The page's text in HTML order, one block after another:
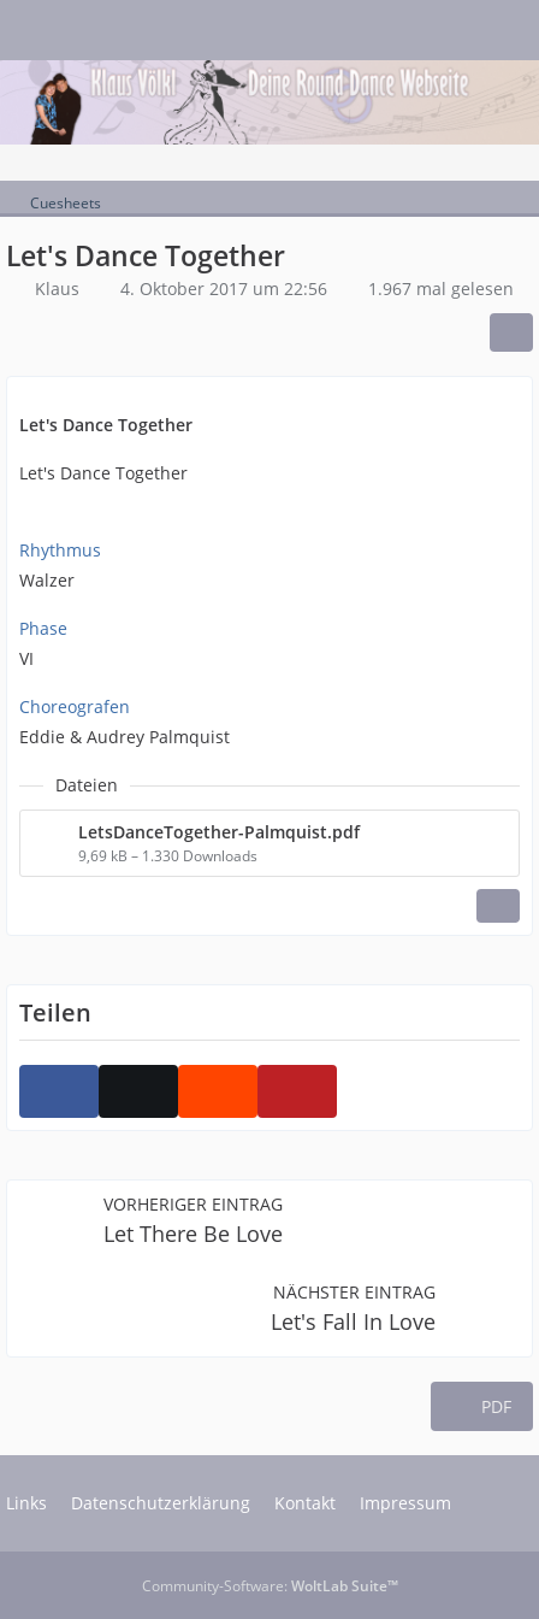
Cuesheets
Let's Dance Together
Klaus 4. Oktober 2017 um 22:56 1.967 mal gelesen
Let's Dance Together
Let's Dance Together
Rhythmus
Walzer
Phase
VI
Choreografen
Eddie & Audrey Palmquist
Dateien
LetsDanceTogether-Palmquist.pdf
9,69 kB – 1.330 Downloads
Teilen
VORHERIGER EINTRAG
Let There Be Love
NÄCHSTER EINTRAG
Let's Fall In Love
PDF
Links Datenschutzerklärung Kontakt Impressum
Community-Software: WoltLab Suite™